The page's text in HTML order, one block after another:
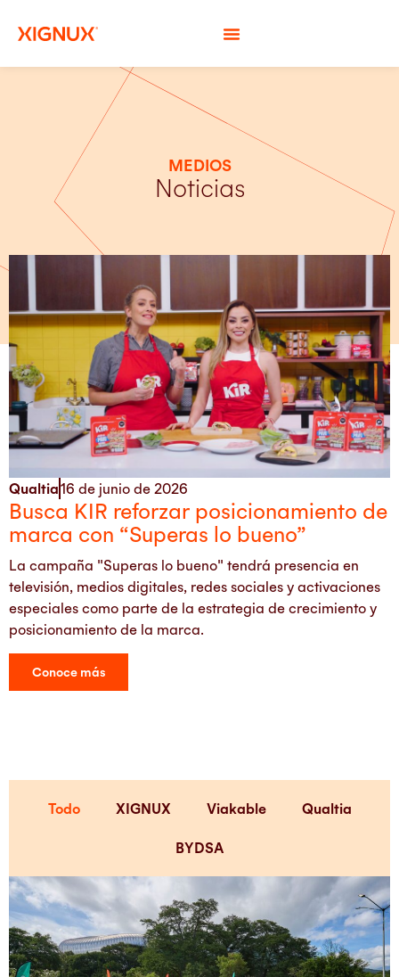
MEDIOS
Noticias
Qualtia16 de junio de 2026
Busca KIR reforzar posicionamiento de
marca con “Superas lo bueno”
La campaña "Superas lo bueno" tendrá presencia en
televisión, medios digitales, redes sociales y activaciones
especiales como parte de la estrategia de crecimiento y
posicionamiento de la marca.
Conoce más
BYDSA
Qualtia
Viakable
XIGNUX
Todo